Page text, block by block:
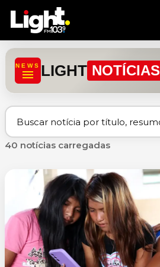
content
NEWS LIGHT NOTÍCIAS
40 notícias carregadas